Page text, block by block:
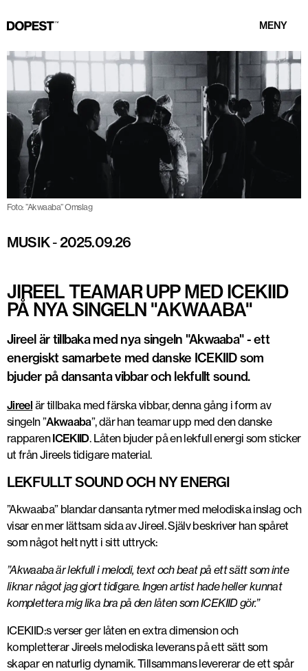
MENY
Foto: ”Akwaaba” Omslag
MUSIK-2025.09.26
JIREEL TEAMAR UPP MED ICEKIID
PÅ NYA SINGELN "AKWAABA"
Jireel är tillbaka med nya singeln "Akwaaba" - ett
energiskt samarbete med danske ICEKIID som
bjuder på dansanta vibbar och lekfullt sound.
Jireel är tillbaka med färska vibbar, denna gång i form av
singeln ”Akwaaba”, där han teamar upp med den danske
rapparenICEKIID. Låten bjuder på en lekfull energi som sticker
ut från Jireels tidigare material.
LEKFULLT SOUND OCH NY ENERGI
”Akwaaba” blandar dansanta rytmer med melodiska inslag och
visar en mer lättsam sida av Jireel. Själv beskriver han spåret
som något helt nytt i sitt uttryck:
”Akwaaba är lekfull i melodi, text och beat på ett sätt som inte
liknar något jag gjort tidigare. Ingen artist hade heller kunnat
komplettera mig lika bra på den låten som ICEKIID gör.”
ICEKIID:s verser ger låten en extra dimension och
kompletterar Jireels melodiska leverans på ett sätt som
skapar en naturlig dynamik. Tillsammans levererar de ett spår